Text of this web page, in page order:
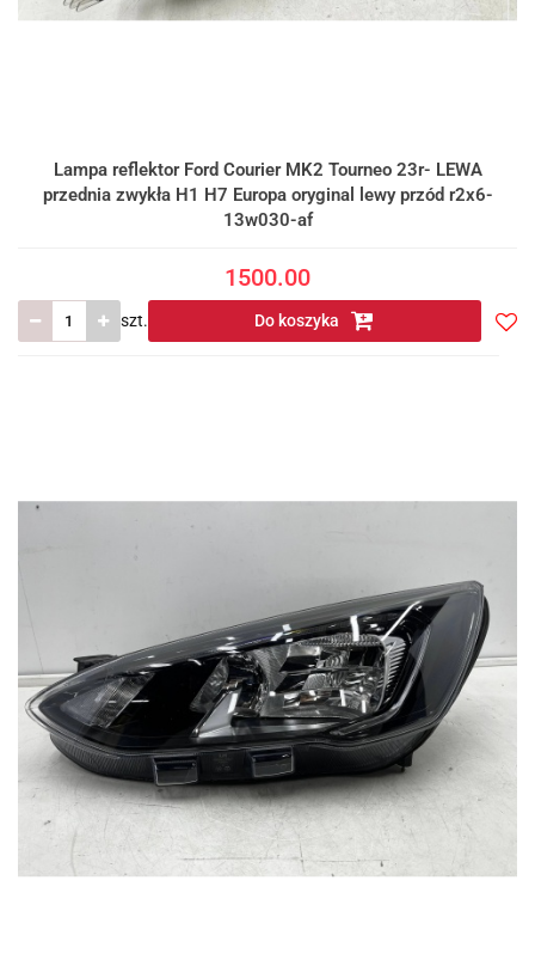
Lampa reflektor Ford Courier MK2 Tourneo 23r- LEWA
przednia zwykła H1 H7 Europa oryginal lewy przód r2x6-
13w030-af
1500.00
szt. Do koszyka